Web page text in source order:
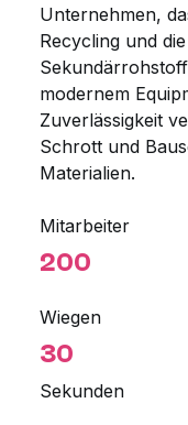
Unternehmen,
Recycling und
modernem
Zuverlässigkeit
Schrott und
Materialien.
Mitarbeiter
200
Wiegen
30
Sekunden